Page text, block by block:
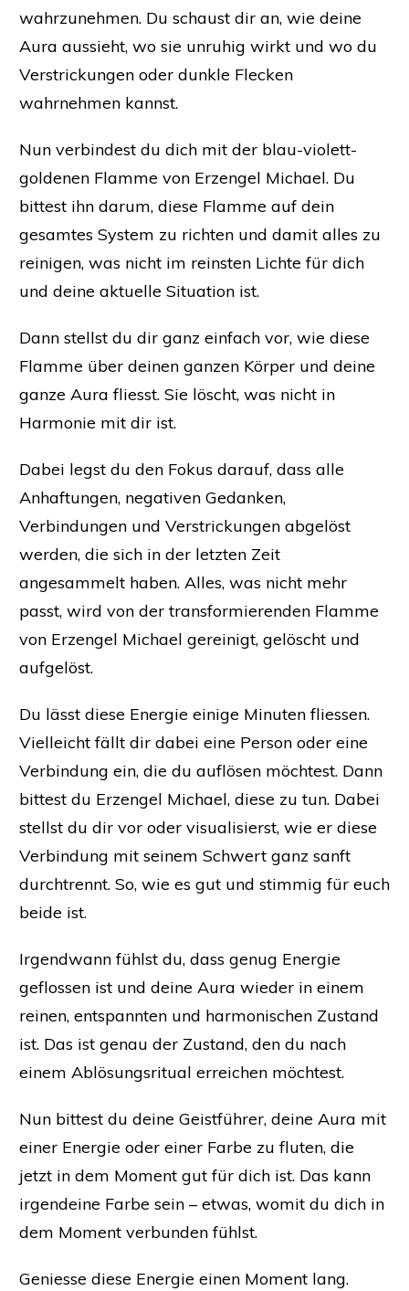
wahrzunehmen. Du schaust dir an, wie deine
Aura aussieht, wo sie unruhig wirkt und wo du
Verstrickungen oder dunkle Flecken
wahrnehmen kannst.
Nun verbindest du dich mit der blau-violett-
goldenen Flamme von Erzengel Michael. Du
bittest ihn darum, diese Flamme auf dein
gesamtes System zu richten und damit alles zu
reinigen, was nicht im reinsten Lichte für dich
und deine aktuelle Situation ist.
Dann stellst du dir ganz einfach vor, wie diese
Flamme über deinen ganzen Körper und deine
ganze Aura fliesst. Sie löscht, was nicht in
Harmonie mit dir ist.
Dabei legst du den Fokus darauf, dass alle
Anhaftungen, negativen Gedanken,
Verbindungen und Verstrickungen abgelöst
werden, die sich in der letzten Zeit
angesammelt haben. Alles, was nicht mehr
passt, wird von der transformierenden Flamme
von Erzengel Michael gereinigt, gelöscht und
aufgelöst.
Du lässt diese Energie einige Minuten fliessen.
Vielleicht fällt dir dabei eine Person oder eine
Verbindung ein, die du auflösen möchtest. Dann
bittest du Erzengel Michael, diese zu tun. Dabei
stellst du dir vor oder visualisierst, wie er diese
Verbindung mit seinem Schwert ganz sanft
durchtrennt. So, wie es gut und stimmig für euch
beide ist.
Irgendwann fühlst du, dass genug Energie
geflossen ist und deine Aura wieder in einem
reinen, entspannten und harmonischen Zustand
ist. Das ist genau der Zustand, den du nach
einem Ablösungsritual erreichen möchtest.
Nun bittest du deine Geistführer, deine Aura mit
einer Energie oder einer Farbe zu fluten, die
jetzt in dem Moment gut für dich ist. Das kann
irgendeine Farbe sein – etwas, womit du dich in
dem Moment verbunden fühlst.
Geniesse diese Energie einen Moment lang.